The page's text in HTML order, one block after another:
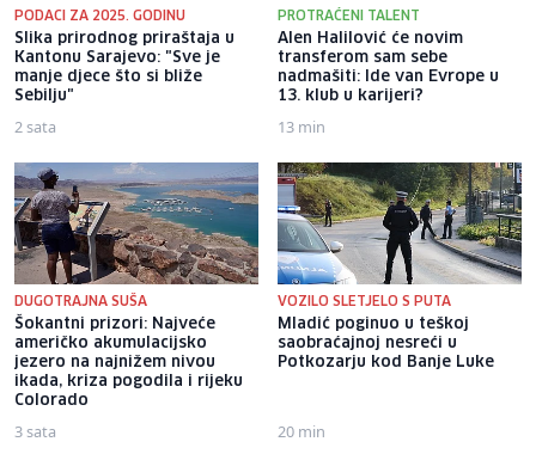
PODACI ZA 2025. GODINU
Slika prirodnog priraštaja u
Kantonu Sarajevo: "Sve je
manje djece što si bliže
Sebilju"
2 sata
PROTRAĆENI TALENT
Alen Halilović će novim
transferom sam sebe
nadmašiti: Ide van Evrope u
13. klub u karijeri?
13 min
DUGOTRAJNA SUŠA
Šokantni prizori: Najveće
američko akumulacijsko
jezero na najnižem nivou
ikada, kriza pogodila i rijeku
Colorado
3 sata
VOZILO SLETJELO S PUTA
Mladić poginuo u teškoj
saobraćajnoj nesreći u
Potkozarju kod Banje Luke
20 min